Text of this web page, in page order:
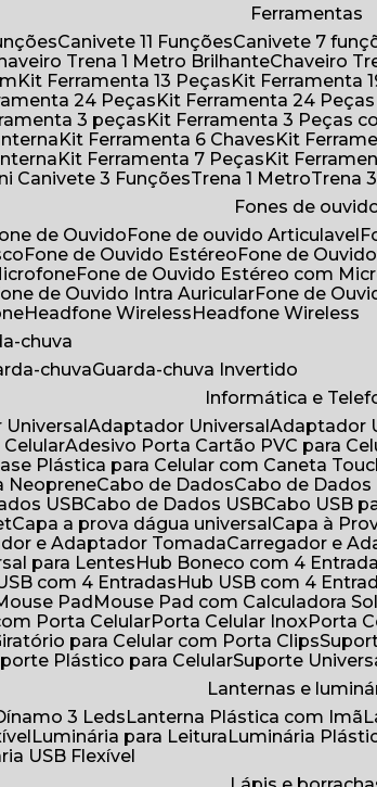
Ferramentas
Canivete 11 Funções Canivete 7
Trena 1 Metro Brilhante Chaveiro
Kit Ferramenta 13 Peças Kit Ferramenta
24 Peças Kit Ferramenta 24
3 peças Kit Ferramenta 3 Peças
Kit Ferramenta 6 Chaves
Kit
Kit Ferramenta 7 Peças Kit
Canivete 3 Funções Trena 1 Metro
Trena
Fones de
de Ouvido
Fone de ouvido Articulavel
Fone de Ouvido Estéreo Fone de
Fone de Ouvido Estéreo com
Fone de Ouvido Intra Auricular Fone de
Headfone Wireless
Headfone Wireless
chuva
chuva
Guarda-chuva Invertido
Informática e
Universal Adaptador Universal Adaptador
Celular
Adesivo Porta Cartão PVC para
Base Plástica para Celular com Caneta
Neoprene Cabo de Dados Cabo de
USB Cabo de Dados USB Cabo USB
Capa a prova dágua universal Capa à
e Adaptador Tomada Carregador e
para Lentes Hub Boneco com 4
USB com 4 Entradas Hub USB com 4
Mouse Pad Mouse Pad com Calculadora
Porta Celular Porta Celular Inox Porta
para Celular com Porta Clips
Plástico para Celular Suporte
Lanternas e
3 Leds Lanterna Plástica com Imã
Luminária para Leitura Luminária
USB Flexível